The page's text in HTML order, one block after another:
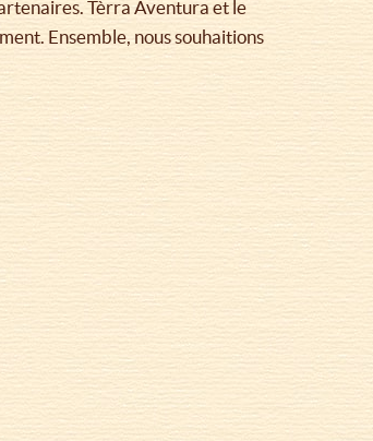
Tèrra Aventura et le
Ensemble, nous souhaitions